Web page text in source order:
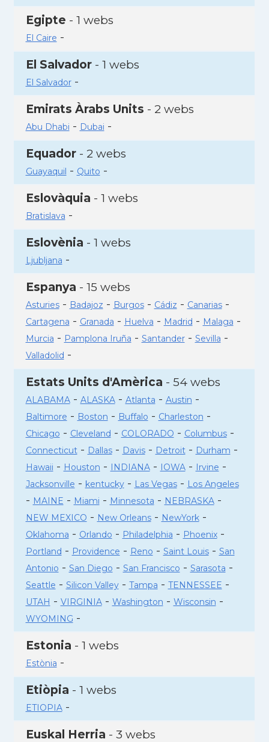
Egipte - 1 webs
El Caire -
El Salvador- 1 webs
El Salvador-
Emirats Àrabs Units - 2 webs
Abu Dhabi - Dubai -
Equador- 2 webs
Guayaquil - Quito -
Eslovàquia - 1 webs
Bratislava -
Eslovènia - 1 webs
Ljubljana -
Espanya - 15 webs
Asturies- Badajoz - Burgos- Cádiz - Canarias-
Cartagena - Granada - Huelva - Madrid - Malaga -
Murcia - Pamplona Iruña - Santander- Sevilla -
Valladolid -
Estats Units d'Amèrica - 54 webs
ALABAMA- ALASKA- Atlanta - Austin -
Baltimore - Boston - Buffalo - Charleston -
Chicago - Cleveland - COLORADO - Columbus-
Connecticut- Dallas- Davis- Detroit- Durham -
Hawaii - Houston - INDIANA- IOWA- Irvine -
Jacksonville - kentucky- Las Vegas- Los Angeles
- MAINE - Miami - Minnesota - NEBRASKA-
NEW MEXICO - New Orleans- NewYork-
Oklahoma - Orlando - Philadelphia - Phoenix-
Portland - Providence - Reno - Saint Louis- San
Antonio - San Diego - San Francisco - Sarasota -
Seattle - Silicon Valley- Tampa - TENNESSEE -
UTAH - VIRGINIA- Washington - Wisconsin -
WYOMING -
Estonia - 1 webs
Estònia -
Etiòpia - 1 webs
ETIOPIA-
Euskal Herria - 3 webs